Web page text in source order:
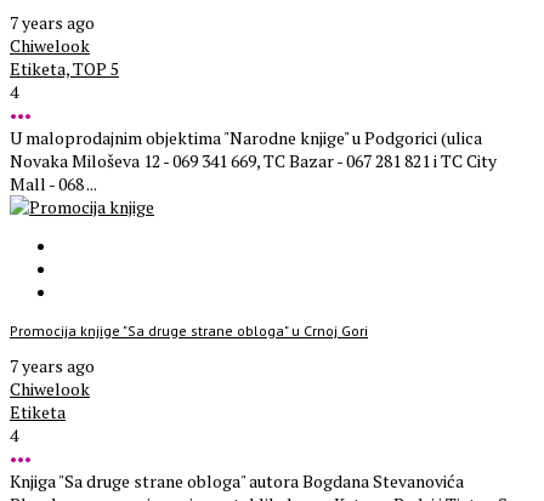
7 years ago
Chiwelook
Etiketa,TOP 5
4
•••
U maloprodajnim objektima "Narodne knjige" u Podgorici (ulica
Novaka Miloševa 12 - 069 341 669, TC Bazar - 067 281 821 i TC City
Mall - 068 ...
Promocija knjige "Sa druge strane obloga" u Crnoj Gori
7 years ago
Chiwelook
Etiketa
4
•••
Knjiga "Sa druge strane obloga" autora Bogdana Stevanovića